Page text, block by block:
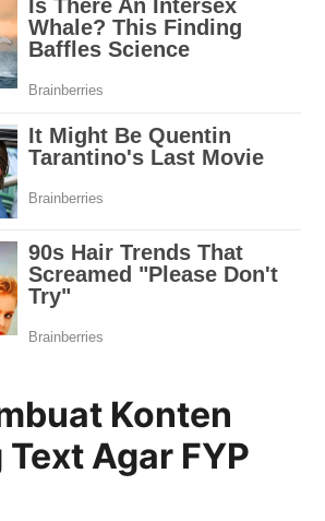
Konten
Agar FYP